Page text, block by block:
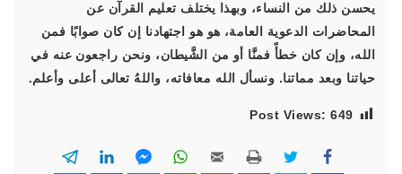
يحسن ذلك من النساء، وبهذا يختلف تعليم القرآن عن
المحاضرات الدعوية العامة، هو هو اجتهادنا إن كان صوابًا فمن
الله، وإن كان خطأً فمنَّا أو من الشَّيطان، ونحن راجعون عنه في
حياتنا وبعد مماتنا. ونسأل الله معافاته، واللهُ تعالى أعلى وأعلم.
Post Views: 649